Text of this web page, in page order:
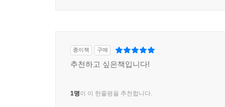
종이책 구매
추천하고 싶은책입니다!
1명이 이 한줄평을 추천합니다.